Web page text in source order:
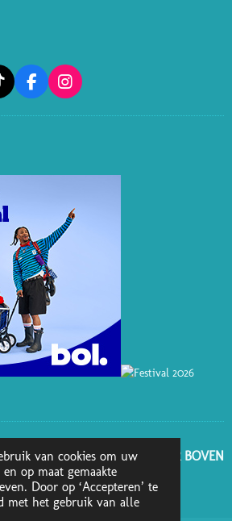
van cookies om uw
op maat gemaakte
Door op ‘Accepteren’ te
met het gebruik van alle
F
A
C
O
I
N
S
R
M
GA NAAR BOVEN
Ann